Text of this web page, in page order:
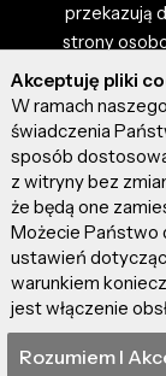
przekazują
strony
zdjęciami
własnością
portalu
artykuł,
ponosisz
© 2026
Akceptuję pliki
W ramach
świadczenia
sposób
z witryny bez
że będą one
Możecie Państwo
ustawień
warunkiem
jest włączenie
Rozumiem I